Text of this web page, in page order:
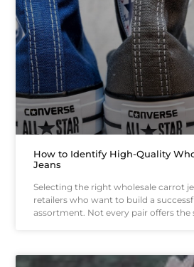
How to Identify High-Quality
Jeans
Selecting the right wholesale carrot
retailers who want to build a
assortment. Not every pair offers the